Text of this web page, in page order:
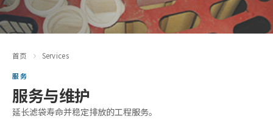
首页 Services
服务
服务与维护
延长滤袋寿命并稳定排放的工程服务。